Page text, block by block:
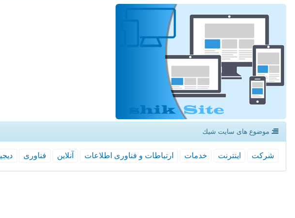
موضوع های سایت شیك
شركت اینترنت خدمات ارتباطات و فناوری اطلاعات آنلاین فناوری